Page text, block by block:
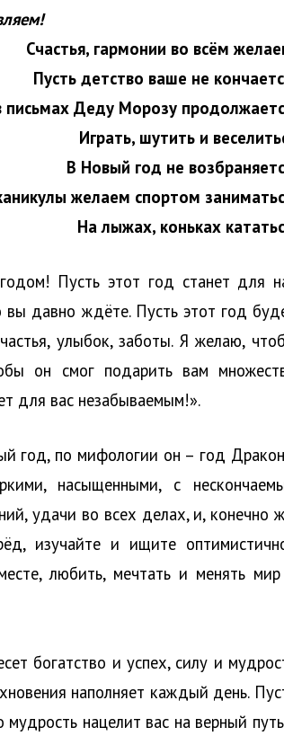
Счастья, гармонии во всём
Пусть детство ваше не
письмах Деду Морозу
Играть, шутить и
В Новый год не
желаем спортом
На лыжах, коньках
Пусть этот год станет для
вы давно ждёте. Пусть этот год
улыбок, заботы. Я желаю,
он смог подарить вам
для вас незабываемым!».
год, по мифологии он – год
насыщенными, с
удачи во всех делах, и, конечно
изучайте и ищите
любить, мечтать и менять
богатство и успех, силу и
наполняет каждый день.
нацелит вас на верный